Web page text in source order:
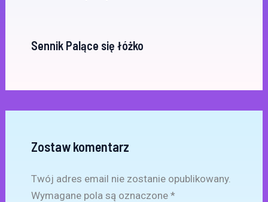
Sennik Palące się łóżko
Zostaw komentarz
Twój adres email nie zostanie opublikowany.
Wymagane pola są oznaczone *